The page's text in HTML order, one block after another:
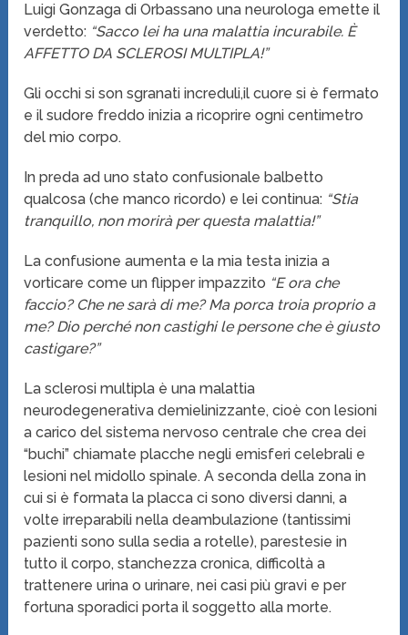
Luigi Gonzaga di Orbassano una neurologa emette il
verdetto: “Sacco lei ha una malattia incurabile. È
AFFETTO DA SCLEROSI MULTIPLA!”
Gli occhi si son sgranati increduli,il cuore si è fermato
e il sudore freddo inizia a ricoprire ogni centimetro
del mio corpo.
In preda ad uno stato confusionale balbetto
qualcosa (che manco ricordo) e lei continua: “Stia
tranquillo, non morirà per questa malattia!”
La confusione aumenta e la mia testa inizia a
vorticare come un flipper impazzito “E ora che
faccio? Che ne sarà di me? Ma porca troia proprio a
me? Dio perché non castighi le persone che è giusto
castigare?”
La sclerosi multipla è una malattia
neurodegenerativa demielinizzante, cioè con lesioni
a carico del sistema nervoso centrale che crea dei
“buchi” chiamate placche negli emisferi celebrali e
lesioni nel midollo spinale. A seconda della zona in
cui si è formata la placca ci sono diversi danni, a
volte irreparabili nella deambulazione (tantissimi
pazienti sono sulla sedia a rotelle), parestesie in
tutto il corpo, stanchezza cronica, difficoltà a
trattenere urina o urinare, nei casi più gravi e per
fortuna sporadici porta il soggetto alla morte.